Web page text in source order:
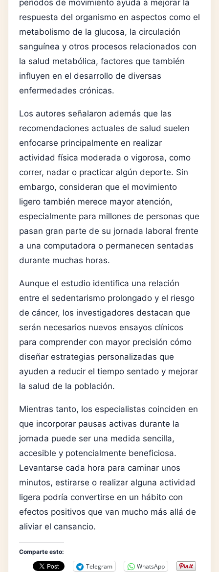
periodos de movimiento ayuda a mejorar la
respuesta del organismo en aspectos como el
metabolismo de la glucosa, la circulación
sanguínea y otros procesos relacionados con
la salud metabólica, factores que también
influyen en el desarrollo de diversas
enfermedades crónicas.
Los autores señalaron además que las
recomendaciones actuales de salud suelen
enfocarse principalmente en realizar
actividad física moderada o vigorosa, como
correr, nadar o practicar algún deporte. Sin
embargo, consideran que el movimiento
ligero también merece mayor atención,
especialmente para millones de personas que
pasan gran parte de su jornada laboral frente
a una computadora o permanecen sentadas
durante muchas horas.
Aunque el estudio identifica una relación
entre el sedentarismo prolongado y el riesgo
de cáncer, los investigadores destacan que
serán necesarios nuevos ensayos clínicos
para comprender con mayor precisión cómo
diseñar estrategias personalizadas que
ayuden a reducir el tiempo sentado y mejorar
la salud de la población.
Mientras tanto, los especialistas coinciden en
que incorporar pausas activas durante la
jornada puede ser una medida sencilla,
accesible y potencialmente beneficiosa.
Levantarse cada hora para caminar unos
minutos, estirarse o realizar alguna actividad
ligera podría convertirse en un hábito con
efectos positivos que van mucho más allá de
aliviar el cansancio.
Comparte esto:
Telegram
WhatsApp